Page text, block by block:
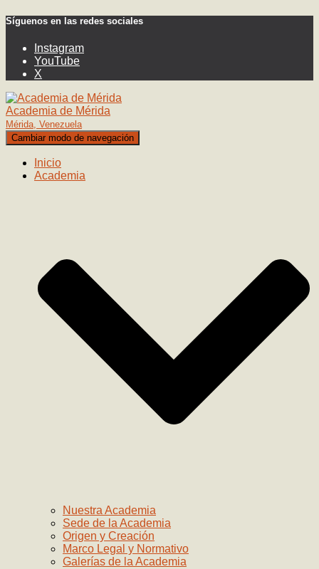
Síguenos en las redes sociales
Instagram
YouTube
X
Academia de Mérida
Mérida, Venezuela
Cambiar modo de navegación
Inicio
Academia
Nuestra Academia
Sede de la Academia
Origen y Creación
Marco Legal y Normativo
Galerías de la Academia